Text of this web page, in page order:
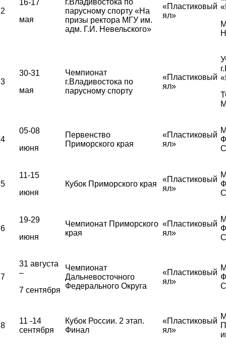
2
16-17
мая
г.Владивостока по
парусному спорту «На
призы ректора МГУ им.
адм. Г.И. Невельского»
«Пластиковый
ял»
3
30-31
мая
Чемпионат
г.Владивостока по
парусному спорту
«Пластиковый
ял»
4
05-08
июня
Первенство
Приморского края
«Пластиковый
ял»
5
11-15
июня
Кубок Приморского края
«Пластиковый
ял»
6
19-29
июня
Чемпионат Приморского
края
«Пластиковый
ял»
7
31 августа
–
7 сентября
Чемпионат
Дальневосточного
Федерального Округа
«Пластиковый
ял»
8
11 -14
сентября
Кубок России. 2 этап.
Финал
«Пластиковый
ял»